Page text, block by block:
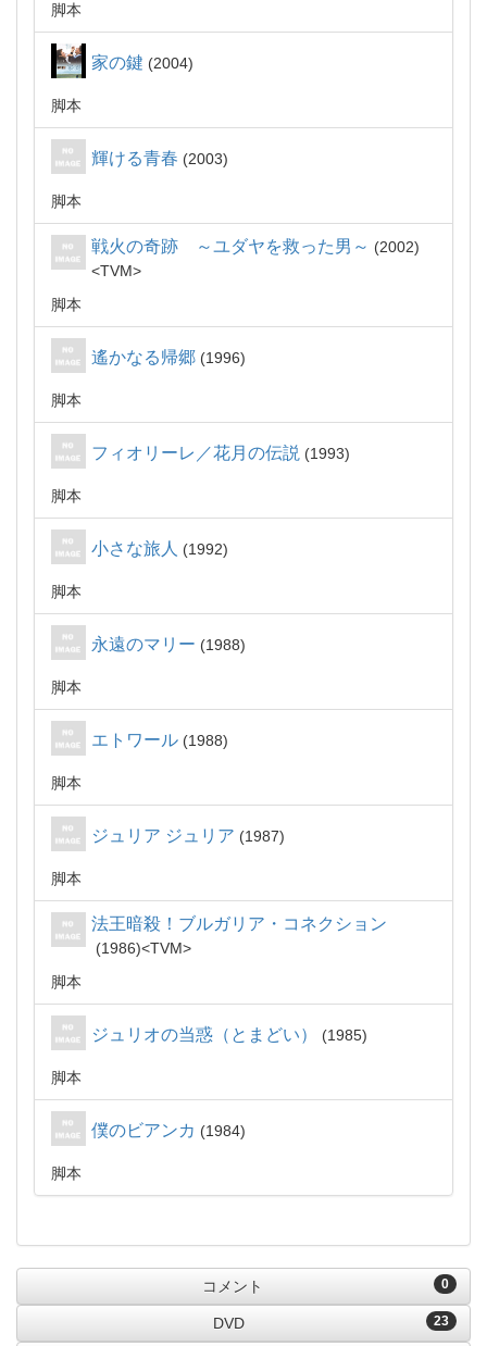
脚本
家の鍵 2004
脚本
輝ける青春 2003
脚本
戦火の奇跡 ～ユダヤを救った男～
2002
TVM
脚本
遙かなる帰郷 1996
脚本
フィオリーレ／花月の伝説 1993
脚本
小さな旅人 1992
脚本
永遠のマリー 1988
脚本
エトワール 1988
脚本
ジュリア ジュリア 1987
脚本
法王暗殺！ブルガリア・コネクション
1986
TVM
脚本
ジュリオの当惑（とまどい） 1985
脚本
僕のビアンカ 1984
脚本
0
コメント
23
DVD